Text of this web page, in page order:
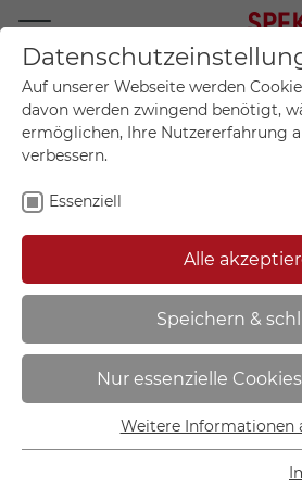
Mein Konto
Mein Warenkorb
Sie sind hier: Start
Warnschild |
Quetschgefahr -
Auf unserer Webseite werden
davon werden zwingend benötigt,
ermöglichen, Ihre Nutzererfahrung
verbessern.
Essenziell
Alle
Speichern &
Nur essenzielle
Essenziell
Essenzielle Cookies werden für
Weitere Informationen